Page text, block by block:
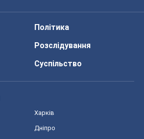
Політика
Розслідування
Суспільство
Харків
Дніпро